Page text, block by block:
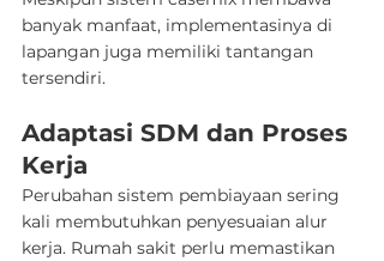
banyak manfaat, implementasinya di
lapangan juga memiliki tantangan
tersendiri.
Adaptasi SDM dan Proses
Kerja
Perubahan sistem pembiayaan sering
kali membutuhkan penyesuaian alur
kerja. Rumah sakit perlu memastikan